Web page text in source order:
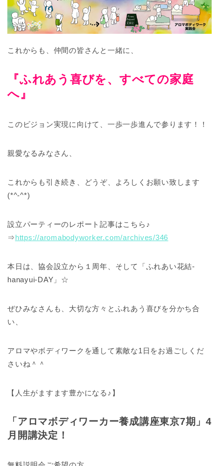
これからも、仲間の皆さんと一緒に、
『ふれあう喜びを、すべての家庭
へ』
このビジョン実現に向けて、一歩一歩進んで参ります！！
親愛なるみなさん、
これからも引き続き、どうぞ、よろしくお願い致します
(*^-^*)
設立パーティーのレポート記事はこちら♪
⇒https://aromabodyworker.com/archives/346
本日は、協会設立から１周年、そして「ふれあい花結-
hanayui-DAY」☆
ぜひみなさんも、大切な方々とふれあう喜びを分かち合
い、
アロマやボディワークを通して素敵な1日をお過ごしくだ
さいね＾＾
【人生がますます豊かになる♪】
「アロマボディワーカー養成講座東京7期」4
月開講決定！